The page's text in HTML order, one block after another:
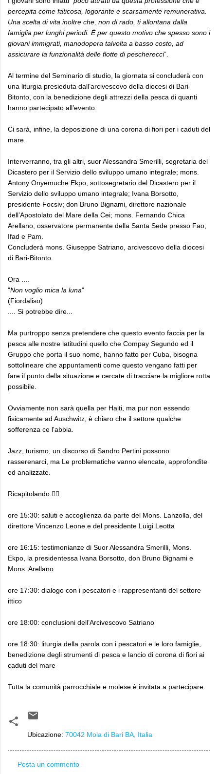
percepita come faticosa, logorante e scarsamente remunerativa.
Una scelta di vita inoltre che, non di rado, ti allontana dalla
famiglia per lunghi periodi. È per questo motivo che spesso sono i
giovani immigrati, manodopera talvolta a basso costo, ad
assicurare la funzionalità delle flotte di pescherecci”.
Al termine del Seminario di studio, la giornata si concluderà con
una liturgia presieduta dall’arcivescovo della diocesi di Bari-
Bitonto, con la benedizione degli attrezzi della pesca di quanti
hanno partecipato all’evento.
Ci sarà, infine, la deposizione di una corona di fiori per i caduti del
mare.
Interverranno, tra gli altri, suor Alessandra Smerilli, segretaria del
Dicastero per il Servizio dello sviluppo umano integrale; mons.
Antony Onyemuche Ekpo, sottosegretario del Dicastero per il
Servizio dello sviluppo umano integrale; Ivana Borsotto,
presidente Focsiv; don Bruno Bignami, direttore nazionale
dell’Apostolato del Mare della Cei; mons. Fernando Chica
Arellano, osservatore permanente della Santa Sede presso Fao,
Ifad e Pam.
Concluderà mons. Giuseppe Satriano, arcivescovo della diocesi
di Bari-Bitonto.
Ora ....
"Non voglio mica la luna"
(Fiordaliso)
.... Si potrebbe dire...
Ma purtroppo senza pretendere che questo evento faccia per la
pesca alle nostre latitudini quello che Compay Segundo ed il
Gruppo che porta il suo nome, hanno fatto per Cuba, bisogna
sottolineare che appuntamenti come questo vengano fatti per
fare il punto della situazione e cercate di tracciare la migliore rotta
possibile.
Ovviamente non sarà quella per Haiti, ma pur non essendo
fisicamente ad Auschwitz, è chiaro che il settore qualche
sofferenza ce l'abbia.
Jazz, turismo, un discorso di Sandro Pertini possono
rasserenarci, ma Le problematiche vanno elencate, approfondite
ed analizzate.
Ricapitolando:👇🏼
ore 15:30: saluti e accoglienza da parte del Mons. Lanzolla, del
direttore Vincenzo Leone e del presidente Luigi Leotta
ore 16:15: testimonianze di Suor Alessandra Smerilli, Mons.
Ekpo, la presidentessa Ivana Borsotto, don Bruno Bignami e
Mons. Arellano
ore 17:30: dialogo con i pescatori e i rappresentanti del settore
ittico
ore 18:00: conclusioni dell’Arcivescovo Satriano
ore 18:30: liturgia della parola con i pescatori e le loro famiglie,
benedizione degli strumenti di pesca e lancio di corona di fiori ai
caduti del mare
Tutta la comunità parrocchiale e molese è invitata a partecipare.
Ubicazione: 70042 Mola di Bari BA, Italia
Posta un commento